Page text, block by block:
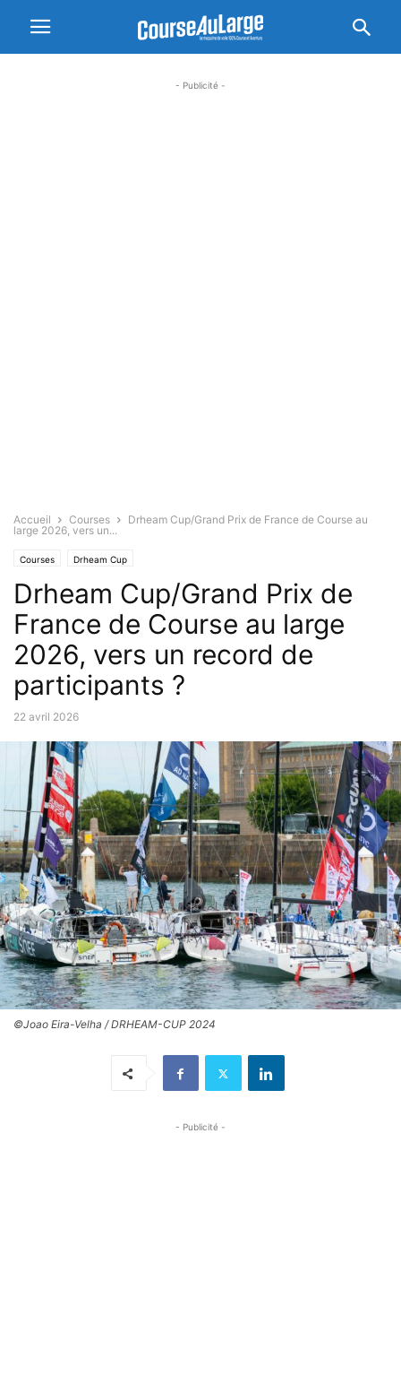
- Publicité -
Accueil Courses
Drheam Cup/Grand Prix de France de Course au
large 2026, vers un...
Courses Drheam Cup
Drheam Cup/Grand Prix de
France de Course au large
2026, vers un record de
participants ?
22 avril 2026
©Joao Eira-Velha / DRHEAM-CUP 2024
- Publicité -